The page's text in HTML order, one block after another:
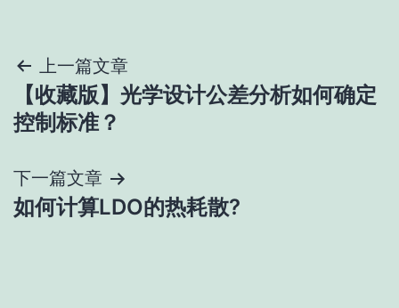
文
章
航
上一篇文章
【收藏版】光学设计公差分析如何确定
控制标准？
下一篇文章
如何计算LDO的热耗散?